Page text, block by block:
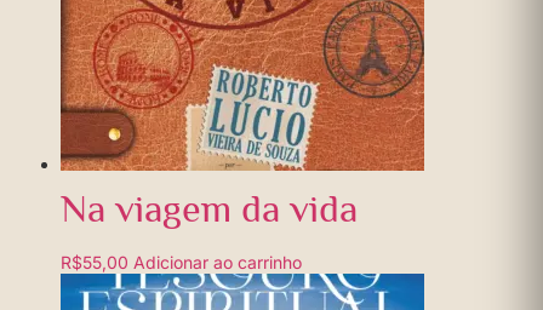
Na viagem da vida
R$55,00 Adicionar ao carrinho